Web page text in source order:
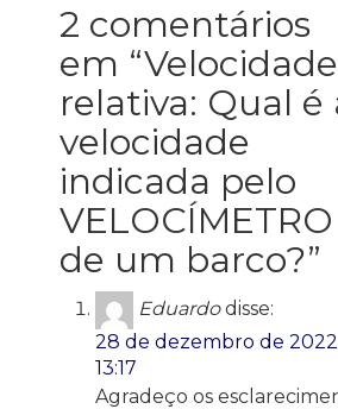
2 comentários
em “Velocidade
relativa: Qual é
velocidade
indicada pelo
VELOCÍMETRO
de um barco?”
Eduardo disse:
28 de dezembro de 2022
13:17
Agradeço os